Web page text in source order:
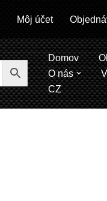
Môj účet
Domov
O nás
CZ